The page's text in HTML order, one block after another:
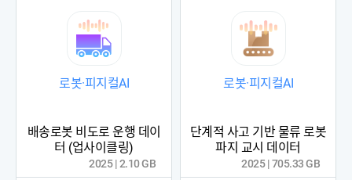
로봇·피지컬AI
배송로봇 비도로 운행 데이
터 (업사이클링)
2025 | 2.10 GB
로봇·피지컬AI
단계적 사고 기반 물류 로봇
파지 교시 데이터
2025 | 705.33 GB